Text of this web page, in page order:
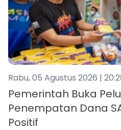
Rabu, 05 Agustus 2026 |
Pemerintah Buka
Penempatan Dana
Positif